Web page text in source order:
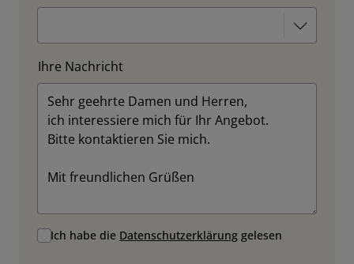
Ihre Nachricht
Ich habe die Datenschutzerklärung gelesen